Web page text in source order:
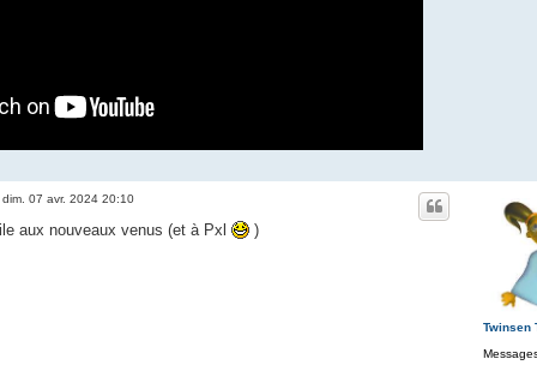
Twinsen
dim. 07 avr. 2024 20:10
aux nouveaux venus (et à Pxl )